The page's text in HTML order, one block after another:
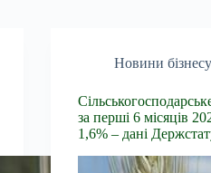
Новини бізнесу
за перші 6 місяців
1,6% – дані